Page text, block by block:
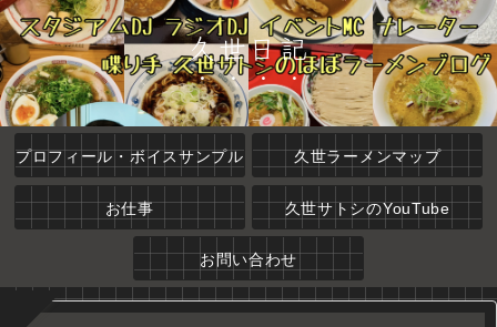
久世日記
プロフィール・ボイスサンプル 久世ラーメンマップ
お仕事 久世サトシのYouTube
お問い合わせ